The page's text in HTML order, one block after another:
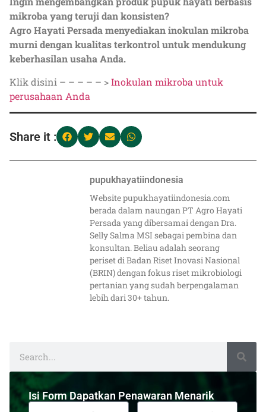
mikroba yang teruji dan konsisten?
Agro Hayati Persada menyediakan inokulan mikroba
murni dengan kualitas terkontrol untuk mendukung
keberhasilan usaha Anda.
Klik disini – – – – – >Inokulan mikroba untuk
perusahaan Anda
Share it :
pupukhayatiindonesia
Website pupukhayatiindonesia.com
berada dalam naungan PT Agro Hayati
Persada yang dibersamai dengan Dra.
Selly Salma MSI sebagai pembina dan
konsultan. Beliau adalah seorang
periset di Badan Riset Inovasi Nasional
(BRIN) dengan fokus riset mikrobiologi
pertanian yang sudah berpengalaman
lebih dari 30+ tahun.
Isi Form Dapatkan Penawaran Menarik